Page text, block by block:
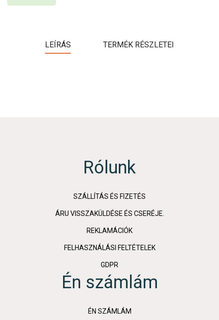
LEÍRÁS TERMÉK RÉSZLETEI
Rólunk
SZÁLLÍTÁS ÉS FIZETÉS
ÁRU VISSZAKÜLDÉSE ÉS CSERÉJE.
REKLAMÁCIÓK
FELHASZNÁLÁSI FELTÉTELEK
GDPR
Én számlám
ÉN SZÁMLÁM